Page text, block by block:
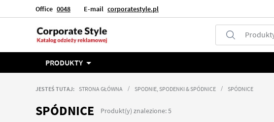
Office 0048 E-mail corporatestyle.pl
Język
PRODUKTY
JESTEŚ TUTAJ: STRONA GŁÓWNA SPODNIE, SPODENKI & SPÓDNICE SPÓDNICE
SPÓDNICE Produkt(y) znalezione: 5